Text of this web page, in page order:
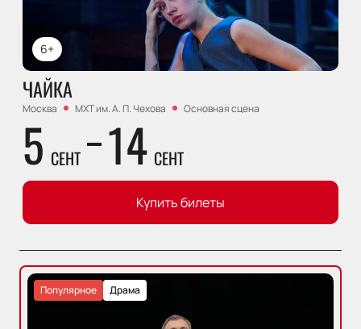
6+
ЧАЙКА
Москва МХТ им. А. П. Чехова Основная сцена
5 СЕНТ 14 СЕНТ
Купить билеты
Драма
Популярное